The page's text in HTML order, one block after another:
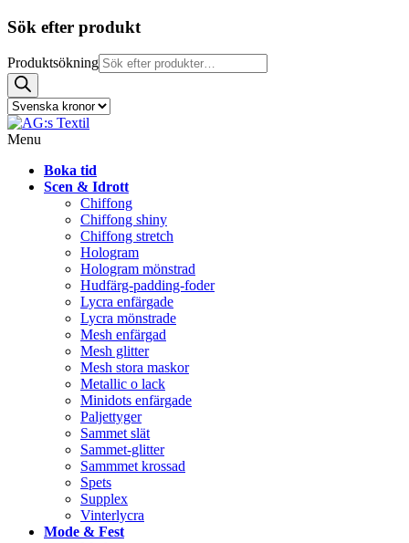
Sök efter produkt
Produktsökning
Menu
Boka tid
Scen & Idrott
Chiffong
Chiffong shiny
Chiffong stretch
Hologram
Hologram mönstrad
Hudfärg-padding-foder
Lycra enfärgade
Lycra mönstrade
Mesh enfärgad
Mesh glitter
Mesh stora maskor
Metallic o lack
Minidots enfärgade
Paljettyger
Sammet slät
Sammet-glitter
Sammmet krossad
Spets
Supplex
Vinterlycra
Mode & Fest